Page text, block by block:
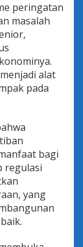
peringatan
masalah
alat
pada
bagi
regulasi
yang